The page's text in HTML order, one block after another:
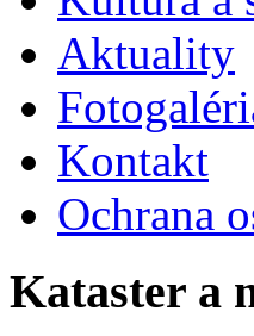
Aktuality
Kontakt
Ochrana
Kataster a